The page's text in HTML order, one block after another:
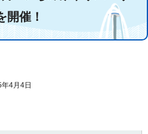
開催！
4月4日